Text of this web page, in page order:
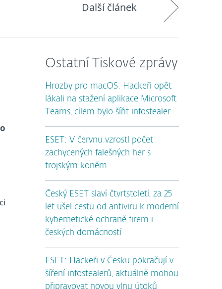
Další článek
Ostatní Tiskové zprávy
Hrozby pro macOS: Hackeři opět
lákali na stažení aplikace Microsoft
Teams, cílem bylo šířit infostealer
ESET: V červnu vzrostl počet
zachycených falešných her s
trojským koněm
Český ESET slaví čtvrtstoletí, za 25
let ušel cestu od antiviru k moderní
kybernetické ochraně firem i
českých domácností
ESET: Hackeři v Česku pokračují v
šíření infostealerů, aktuálně mohou
připravovat novou vlnu útoků